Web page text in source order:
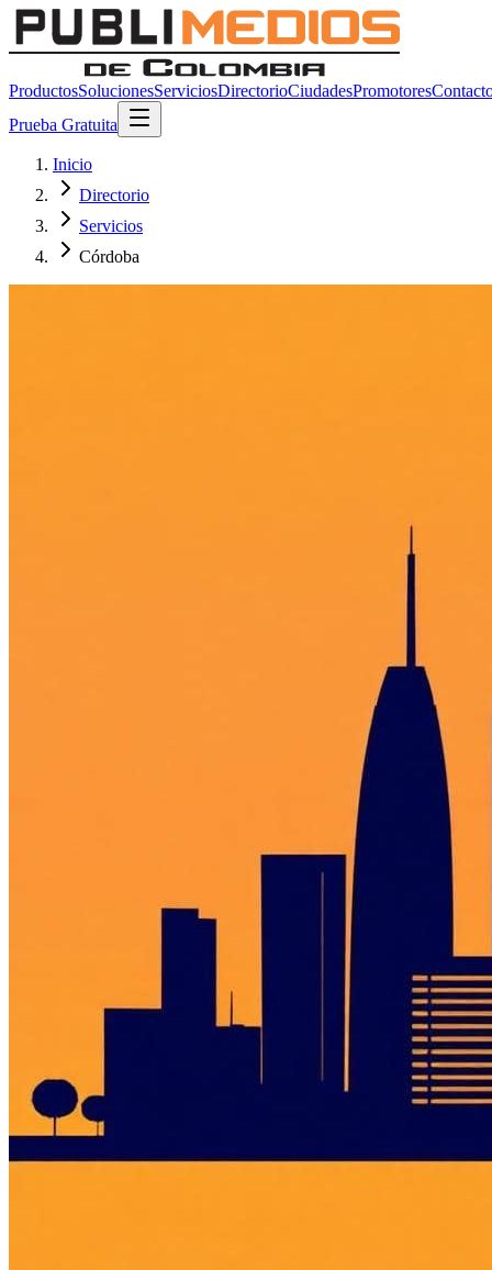
ProductosSolucionesServiciosDirectorioCiudadesPromotores
Prueba Gratuita
Inicio
Directorio
Servicios
Córdoba